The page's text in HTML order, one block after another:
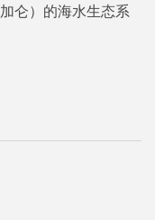
仑）的海水生态系